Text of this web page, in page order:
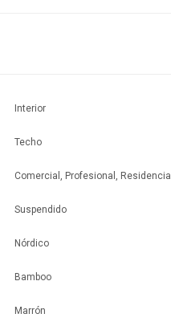
Interior
Techo
Comercial, Profesional, Residencial
Suspendido
Nórdico
Bamboo
Marrón